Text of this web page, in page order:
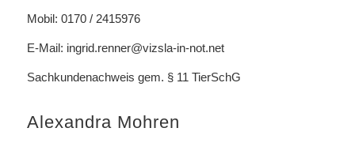
Mobil: 0170 / 2415976
E-Mail: ingrid.renner@vizsla-in-not.net
Sachkundenachweis gem. § 11 TierSchG
Alexandra Mohren